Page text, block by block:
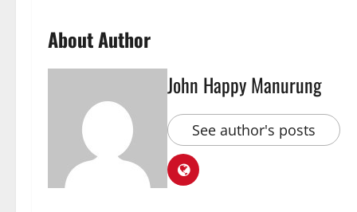
About Author
John Happy Manurung
See author's posts